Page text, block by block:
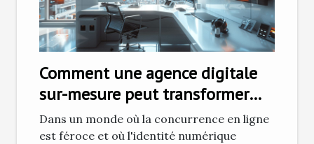
Comment une agence digitale
sur-mesure peut transformer
votre présence en ligne
Dans un monde où la concurrence en ligne
est féroce et où l'identité numérique